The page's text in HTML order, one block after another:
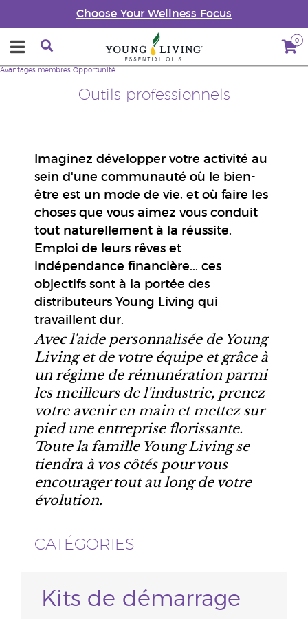
Choose Your Wellness Focus
0
Outils professionnels
Avantages membres Opportunité
Imaginez développer votre activité au
sein d'une communauté où le bien-
être est un mode de vie, et où faire les
choses que vous aimez vous conduit
tout naturellement à la réussite.
Emploi de leurs rêves et
indépendance financière... ces
objectifs sont à la portée des
distributeurs Young Living qui
travaillent dur.
Avec l'aide personnalisée de Young
Living et de votre équipe et grâce à
un régime de rémunération parmi
les meilleurs de l'industrie, prenez
votre avenir en main et mettez sur
pied une entreprise florissante.
Toute la famille Young Living se
tiendra à vos côtés pour vous
encourager tout au long de votre
évolution.
CATÉGORIES
Kits de démarrage